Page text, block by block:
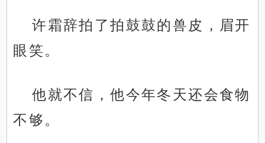
许霜辞拍了拍鼓鼓的兽皮，眉开
眼笑。
他就不信，他今年冬天还会食物
不够。